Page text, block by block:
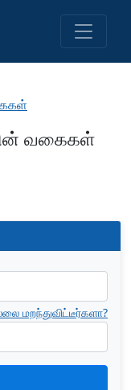
வகைகள்
மறந்துவிட்டீர்களா?